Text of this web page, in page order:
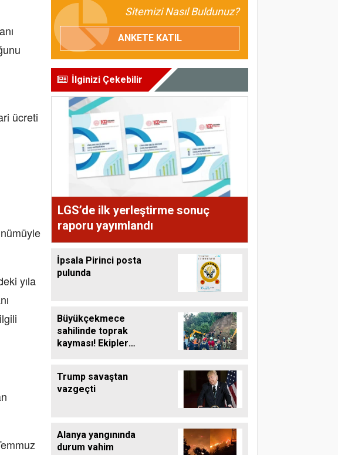
ücreti
yıla
Sitemizi Nasıl Buldunuz?
ANKETE KATIL
İlginizi Çekebilir
LGS’de ilk yerleştirme sonuç
raporu yayımlandı
İpsala Pirinci posta
pulunda
Büyükçekmece
sahilinde toprak
kayması! Ekipler
Trump savaştan
vazgeçti
Alanya yangınında
durum vahim